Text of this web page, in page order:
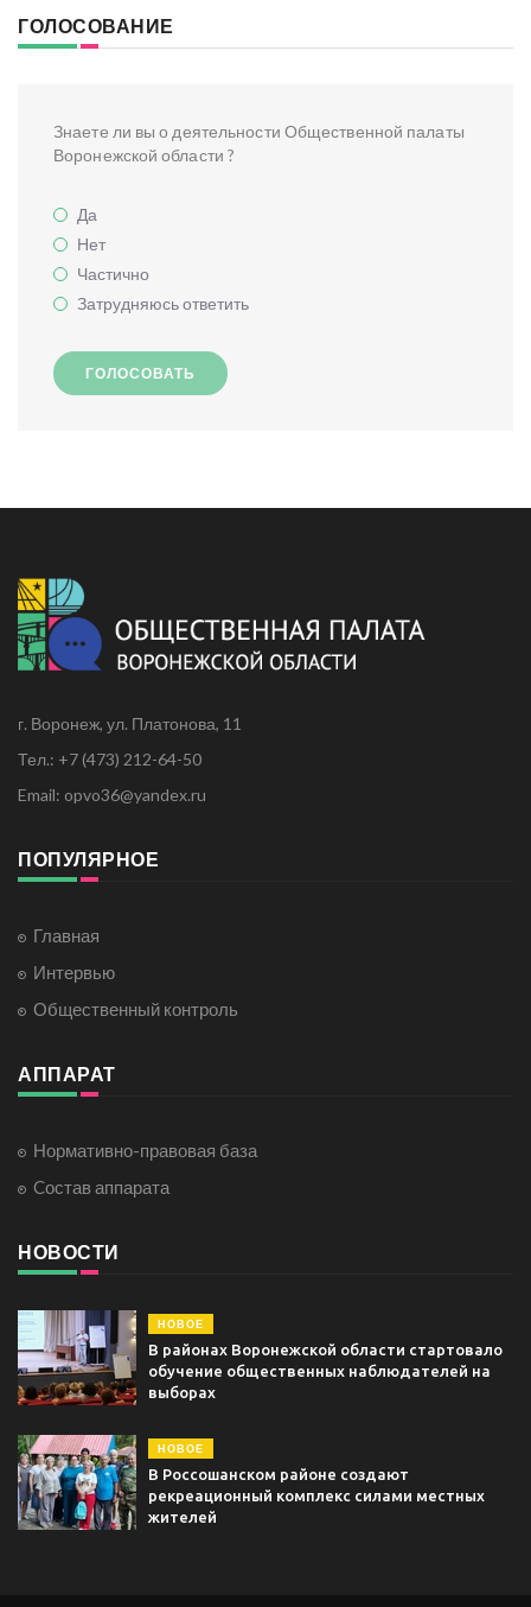
ГОЛОСОВАНИЕ
Знаете ли вы о деятельности Общественной палаты
Воронежской области ?
Да
Нет
Частично
Затрудняюсь ответить
ГОЛОСОВАТЬ
г. Воронеж, ул. Платонова, 11
Тел.: +7 (473) 212-64-50
Email: opvo36@yandex.ru
ПОПУЛЯРНОЕ
Главная
Интервью
Общественный контроль
АППАРАТ
Нормативно-правовая база
Cостав аппарата
НОВОСТИ
НОВОЕ
В районах Воронежской области стартовало
обучение общественных наблюдателей на
выборах
НОВОЕ
В Россошанском районе создают
рекреационный комплекс силами местных
жителей